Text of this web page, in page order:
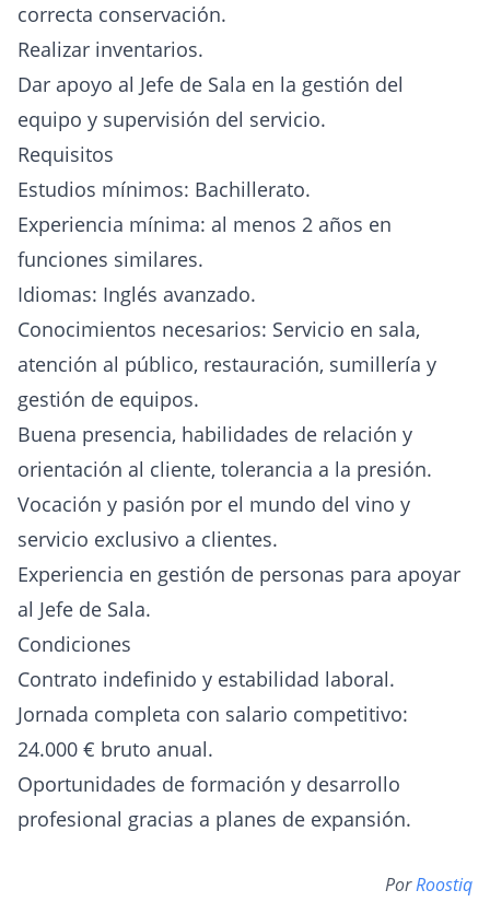
correcta conservación.
Realizar inventarios.
Dar apoyo al Jefe de Sala en la gestión del
equipo y supervisión del servicio.
Requisitos
Estudios mínimos: Bachillerato.
Experiencia mínima: al menos 2 años en
funciones similares.
Idiomas: Inglés avanzado.
Conocimientos necesarios: Servicio en sala,
atención al público, restauración, sumillería y
gestión de equipos.
Buena presencia, habilidades de relación y
orientación al cliente, tolerancia a la presión.
Vocación y pasión por el mundo del vino y
servicio exclusivo a clientes.
Experiencia en gestión de personas para apoyar
al Jefe de Sala.
Condiciones
Contrato indefinido y estabilidad laboral.
Jornada completa con salario competitivo:
24.000 € bruto anual.
Oportunidades de formación y desarrollo
profesional gracias a planes de expansión.
PorRoostiq